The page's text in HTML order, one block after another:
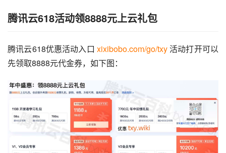
腾讯云618活动领8888元上云礼包
腾讯云618优惠活动入口 xixibobo.com/go/txy 活动打开可以
先领取8888元代金券，如下图：